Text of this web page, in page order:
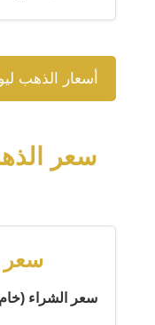
أسعار الذهب ليوم 21 فبراير
سعر
سعر
سعر الشراء (خام):